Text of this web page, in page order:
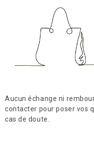
Aucun échange ni
contacter pour poser vos
cas de doute.